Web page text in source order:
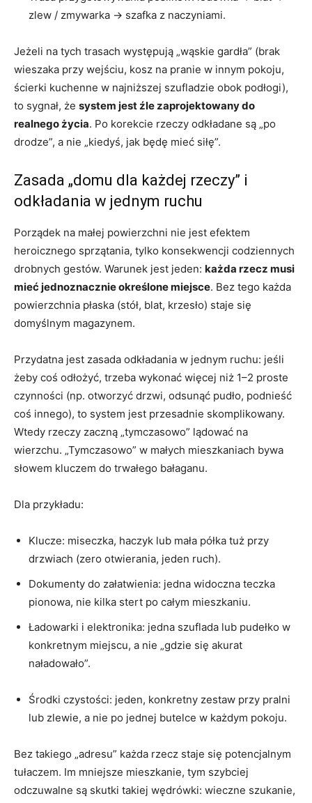
zlew / zmywarka → szafka z naczyniami.
Jeżeli na tych trasach występują „wąskie gardła” (brak
wieszaka przy wejściu, kosz na pranie w innym pokoju,
ścierki kuchenne w najniższej szufladzie obok podłogi),
to sygnał, że system jest źle zaprojektowany do
realnego życia. Po korekcie rzeczy odkładane są „po
drodze”, a nie „kiedyś, jak będę mieć siłę”.
Zasada „domu dla każdej rzeczy” i
odkładania w jednym ruchu
Porządek na małej powierzchni nie jest efektem
heroicznego sprzątania, tylko konsekwencji codziennych
drobnych gestów. Warunek jest jeden: każda rzecz musi
mieć jednoznacznie określone miejsce. Bez tego każda
powierzchnia płaska (stół, blat, krzesło) staje się
domyślnym magazynem.
Przydatna jest zasada odkładania w jednym ruchu: jeśli
żeby coś odłożyć, trzeba wykonać więcej niż 1–2 proste
czynności (np. otworzyć drzwi, odsunąć pudło, podnieść
coś innego), to system jest przesadnie skomplikowany.
Wtedy rzeczy zaczną „tymczasowo” lądować na
wierzchu. „Tymczasowo” w małych mieszkaniach bywa
słowem kluczem do trwałego bałaganu.
Dla przykładu:
Klucze: miseczka, haczyk lub mała półka tuż przy
drzwiach (zero otwierania, jeden ruch).
Dokumenty do załatwienia: jedna widoczna teczka
pionowa, nie kilka stert po całym mieszkaniu.
Ładowarki i elektronika: jedna szuflada lub pudełko w
konkretnym miejscu, a nie „gdzie się akurat
naładowało”.
Środki czystości: jeden, konkretny zestaw przy pralni
lub zlewie, a nie po jednej butelce w każdym pokoju.
Bez takiego „adresu” każda rzecz staje się potencjalnym
tułaczem. Im mniejsze mieszkanie, tym szybciej
odczuwalne są skutki takiej wędrówki: wieczne szukanie,